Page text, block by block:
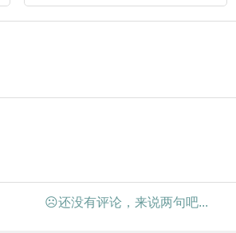
☹还没有评论，来说两句吧...